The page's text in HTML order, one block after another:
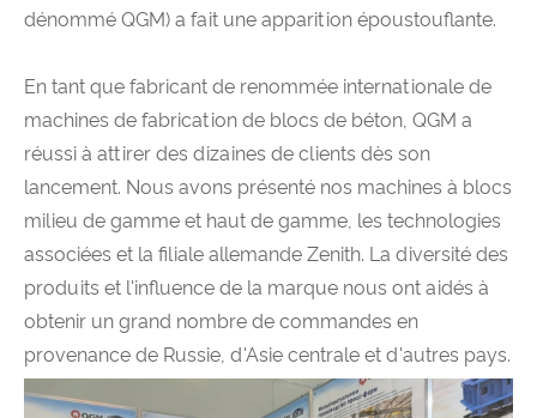
dénommé QGM) a fait une apparition époustouflante.
En tant que fabricant de renommée internationale de
machines de fabrication de blocs de béton, QGM a
réussi à attirer des dizaines de clients dès son
lancement. Nous avons présenté nos machines à blocs
milieu de gamme et haut de gamme, les technologies
associées et la filiale allemande Zenith. La diversité des
produits et l'influence de la marque nous ont aidés à
obtenir un grand nombre de commandes en
provenance de Russie, d'Asie centrale et d'autres pays.